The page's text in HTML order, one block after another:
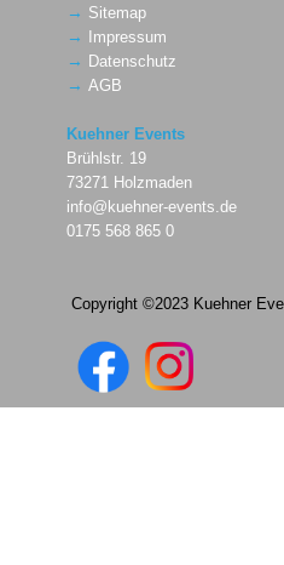
→ Sitemap
→ Impressum
→ Datenschutz
→ AGB
Kuehner Events
Brühlstr. 19
73271 Holzmaden
info@kuehner-events.de
0175 568 865 0
Copyright ©2023 Kuehner